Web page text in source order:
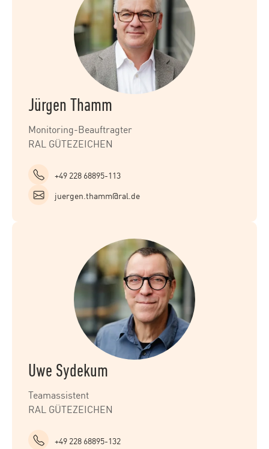
Jürgen Thamm
Monitoring-Beauftragter
RAL GÜTEZEICHEN
+49 228 68895-113
juergen.thamm@ral.de
Uwe Sydekum
Teamassistent
RAL GÜTEZEICHEN
+49 228 68895-132